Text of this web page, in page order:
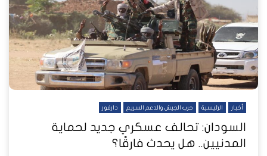
أخبار الرئيسية حرب الجيش والدعم السريع دارفور
السودان: تحالف عسكري جديد لحماية
المدنيين.. هل يحدث فارقًا؟